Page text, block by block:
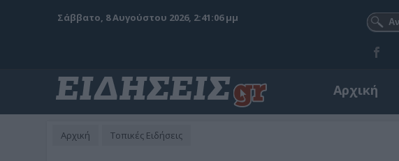
Σάββατο, 8 Αυγούστου 2026, 2:41:07 μμ
Αρχική
Αρχική Τοπικές Ειδήσεις